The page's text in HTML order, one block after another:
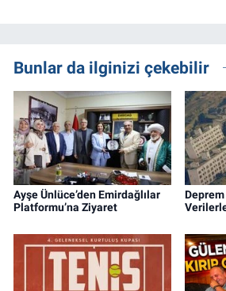
Bunlar da ilginizi çekebilir
Ayşe Ünlüce’den Emirdağlılar
Platformu’na Ziyaret